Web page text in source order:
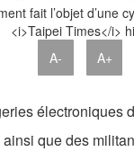
A- A+
électroniques
que des